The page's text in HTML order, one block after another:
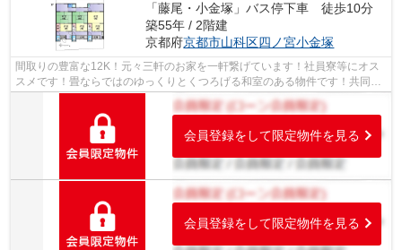
「藤尾・小金塚」バス停下車 徒歩10分
築55年 / 2階建
京都府京都市山科区四ノ宮小金塚
間取りの豊富な12K！元々三軒のお家を一軒繋げています！社員寮等にオス
スメです！畳ならではのゆっくりとくつろげる和室のある物件です！共同土
地 KYODOハウジングでなら、お客様が...
会員登録をして限定物件を見る
会員登録をして限定物件を見る